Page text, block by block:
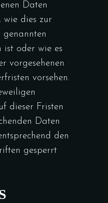
Daten
wie dies zur
ist oder wie es
vorgesehenen
vorsehen.
dieser Fristen
Daten
den
gesperrt